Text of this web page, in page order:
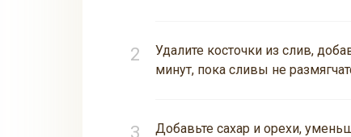
Удалите косточки из слив,
минут, пока сливы не
Добавьте сахар и орехи,